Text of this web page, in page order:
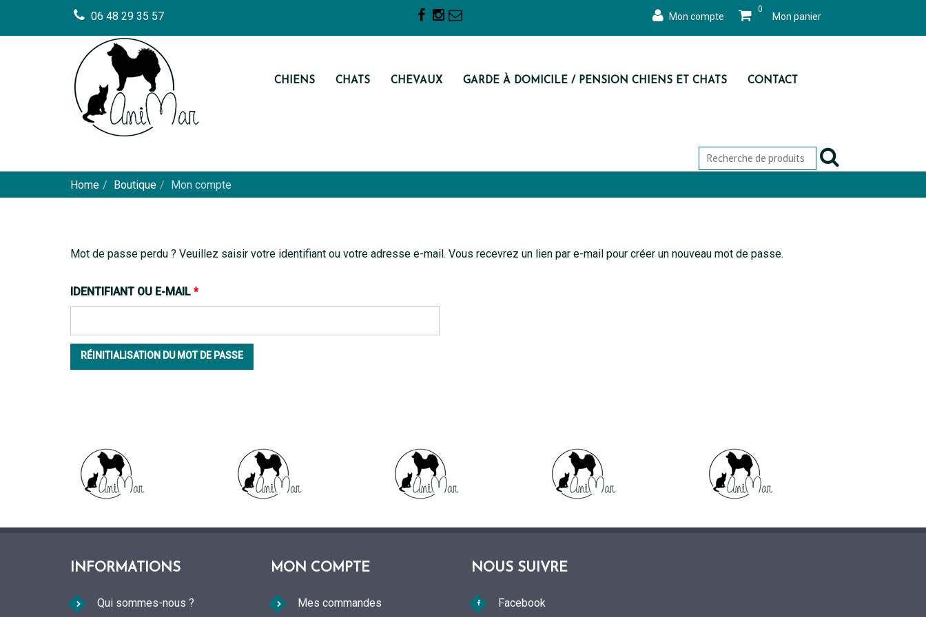
06 48 29 35 57 Mon compte
0
Mon panier
CHIENS CHATS CHEVAUX GARDE À DOMICILE / PENSION CHIENS ET CHATS CONTACT
Home Boutique Mon compte
Mot de passe perdu ? Veuillez saisir votre identifiant ou votre adresse e-mail. Vous recevrez un lien par e-mail pour créer un nouveau mot de passe.
IDENTIFIANT OU E-MAIL *
RÉINITIALISATION DU MOT DE PASSE
INFORMATIONS
Qui sommes-nous ?
MON COMPTE
Mes commandes
NOUS SUIVRE
Facebook